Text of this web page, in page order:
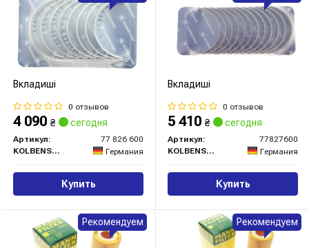
Вкладиші
0 отзывов
4 090 ₴ сегодня
Артикул:
77 826 600
KOLBENSCHMIDT
Германия
Купить
Вкладиші
0 отзывов
5 410 ₴ сегодня
Артикул:
77827600
KOLBENSCHMIDT
Германия
Купить
Рекомендуем Рекомендуем